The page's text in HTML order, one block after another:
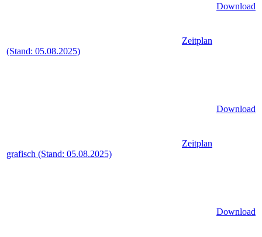
Zeitplan
(Stand: 05.08.2025)
Download
Zeitplan
grafisch (Stand: 05.08.2025)
Download
Download